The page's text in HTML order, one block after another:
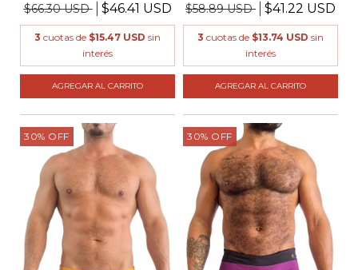
$66.30 USD
$46.41 USD
3 cuotas de $15.47 USD sin
interés
AGREGAR AL CARRITO
$58.89 USD
$41.22 USD
3 cuotas de $13.74 USD sin
interés
AGREGAR AL CARRITO
30% OFF 30% OFF